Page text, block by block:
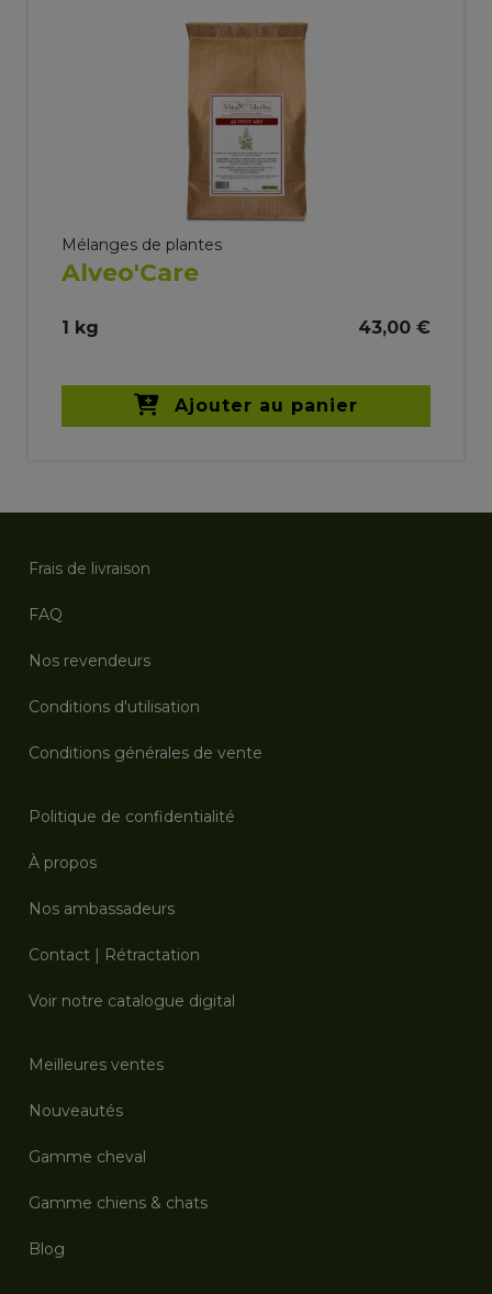
Mélanges de plantes
Alveo'Care
1 kg 43,00 €
Ajouter au panier
Frais de livraison
FAQ
Nos revendeurs
Conditions d'utilisation
Conditions générales de vente
Politique de confidentialité
À propos
Nos ambassadeurs
Contact | Rétractation
Voir notre catalogue digital
Meilleures ventes
Nouveautés
Gamme cheval
Gamme chiens & chats
Blog